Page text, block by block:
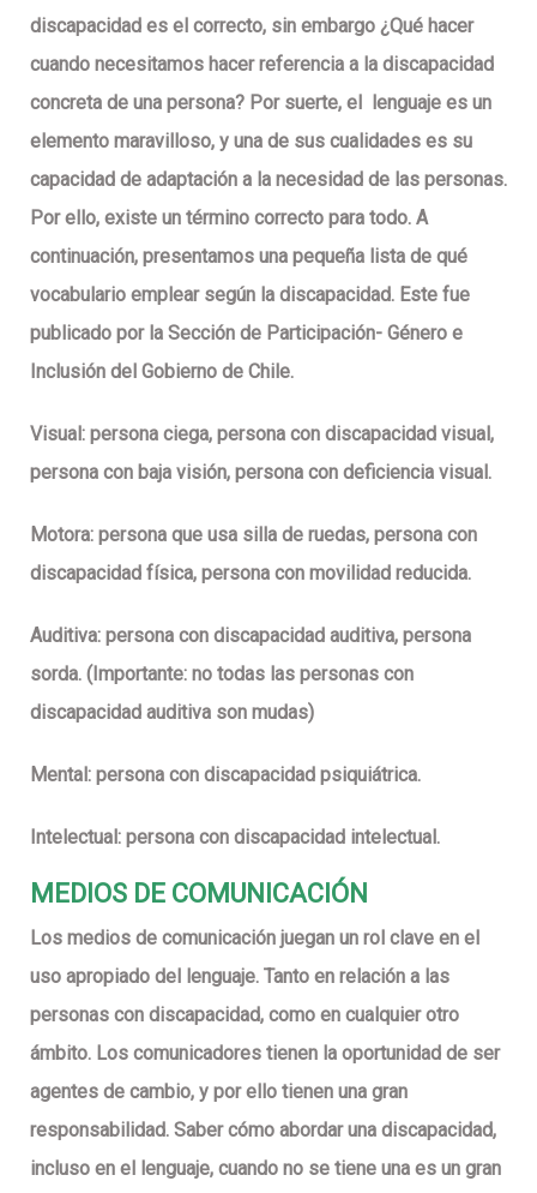
discapacidad es el correcto, sin embargo ¿Qué hacer
cuando necesitamos hacer referencia a la discapacidad
concreta de una persona? Por suerte, el lenguaje es un
elemento maravilloso, y una de sus cualidades es su
capacidad de adaptación a la necesidad de las personas.
Por ello, existe un término correcto para todo. A
continuación, presentamos una pequeña lista de qué
vocabulario emplear según la discapacidad. Este fue
publicado por la Sección de Participación- Género e
Inclusión del Gobierno de Chile.
Visual: persona ciega, persona con discapacidad visual,
persona con baja visión, persona con deficiencia visual.
Motora: persona que usa silla de ruedas, persona con
discapacidad física, persona con movilidad reducida.
Auditiva: persona con discapacidad auditiva, persona
sorda. (Importante: no todas las personas con
discapacidad auditiva son mudas)
Mental: persona con discapacidad psiquiátrica.
Intelectual: persona con discapacidad intelectual.
MEDIOS DE COMUNICACIÓN
Los medios de comunicación juegan un rol clave en el
uso apropiado del lenguaje. Tanto en relación a las
personas con discapacidad, como en cualquier otro
ámbito. Los comunicadores tienen la oportunidad de ser
agentes de cambio, y por ello tienen una gran
responsabilidad. Saber cómo abordar una discapacidad,
incluso en el lenguaje, cuando no se tiene una es un gran